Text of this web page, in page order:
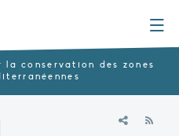
conservation des zones